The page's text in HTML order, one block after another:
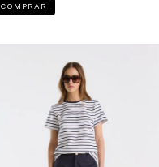
COMPRAR